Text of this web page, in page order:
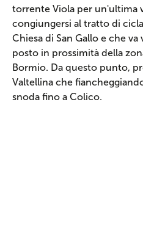
torrente Viola per un'ultima
congiungersi al tratto di
Chiesa di San Gallo e che
posto in prossimità della
Bormio. Da questo punto,
Valtellina che
snoda fino a Colico.